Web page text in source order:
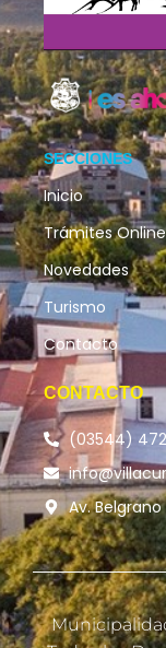
SECCIONES
Inicio
Trámites Online
Novedades
Turismo
Contacto
CONTACTO
(03544)
Av. Belgrano